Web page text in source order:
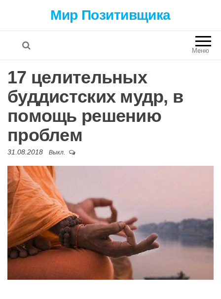
Мир Позитивщика
Меню
17 целительных
буддистских мудр, в
помощь решению
проблем
31.08.2018 Выкл.